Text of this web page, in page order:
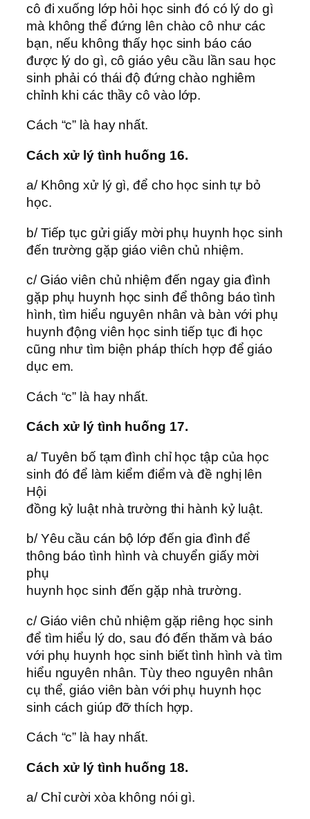
cô đi xuống lớp hỏi học sinh đó có lý do gì
mà không thể đứng lên chào cô như các
bạn, nếu không thấy học sinh báo cáo
được lý do gì, cô giáo yêu cầu lần sau học
sinh phải có thái độ đứng chào nghiêm
chỉnh khi các thầy cô vào lớp.
Cách “c” là hay nhất.
Cách xử lý tình huống 16.
a/ Không xử lý gì, để cho học sinh tự bỏ
học.
b/ Tiếp tục gửi giấy mời phụ huynh học sinh
đến trường gặp giáo viên chủ nhiệm.
c/ Giáo viên chủ nhiệm đến ngay gia đình
gặp phụ huynh học sinh để thông báo tình
hình, tìm hiểu nguyên nhân và bàn với phụ
huynh động viên học sinh tiếp tục đi học
cũng như tìm biện pháp thích hợp để giáo
dục em.
Cách “c” là hay nhất.
Cách xử lý tình huống 17.
a/ Tuyên bố tạm đình chỉ học tập của học
sinh đó để làm kiểm điểm và đề nghị lên
Hội
đồng kỷ luật nhà trường thi hành kỷ luật.
b/ Yêu cầu cán bộ lớp đến gia đình để
thông báo tình hình và chuyển giấy mời
phụ
huynh học sinh đến gặp nhà trường.
c/ Giáo viên chủ nhiệm gặp riêng học sinh
để tìm hiểu lý do, sau đó đến thăm và báo
với phụ huynh học sinh biết tình hình và tìm
hiểu nguyên nhân. Tùy theo nguyên nhân
cụ thể, giáo viên bàn với phụ huynh học
sinh cách giúp đỡ thích hợp.
Cách “c” là hay nhất.
Cách xử lý tình huống 18.
a/ Chỉ cười xòa không nói gì.